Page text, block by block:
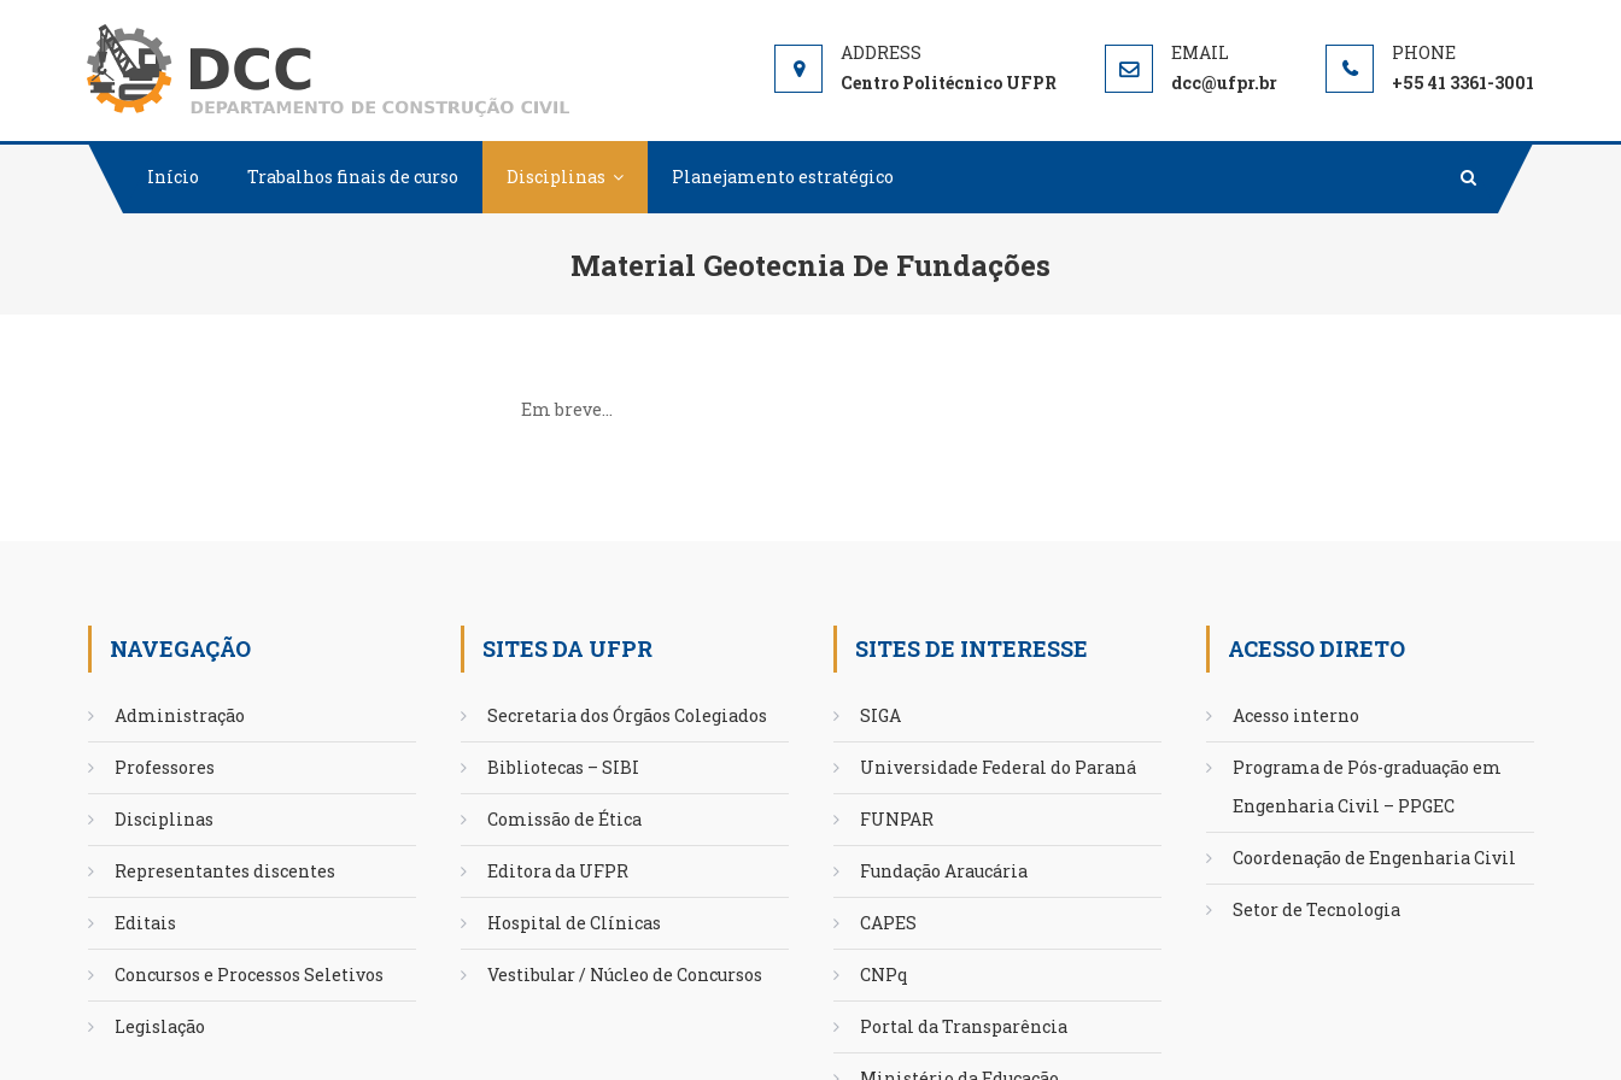
Departamento de Construção Civil
Centro Politécnico UFPR
dcc@ufpr.br +55 41 3361-3001
Início Trabalhos finais de curso Disciplinas Planejamento estratégico
Material Geotecnia De Fundações
Em breve…
NAVEGAÇÃO
Administração
Professores
Disciplinas
Representantes discentes
Editais
Concursos e Processos Seletivos
Legislação
SITES DA UFPR
Secretaria dos Órgãos Colegiados
Bibliotecas – SIBI
Comissão de Ética
Editora da UFPR
Hospital de Clínicas
Vestibular / Núcleo de Concursos
SITES DE INTERESSE
SIGA
Universidade Federal do Paraná
FUNPAR
Fundação Araucária
CAPES
CNPq
Portal da Transparência
ACESSO DIRETO
Acesso interno
Programa de Pós-graduação em
Engenharia Civil – PPGEC
Coordenação de Engenharia Civil
Setor de Tecnologia